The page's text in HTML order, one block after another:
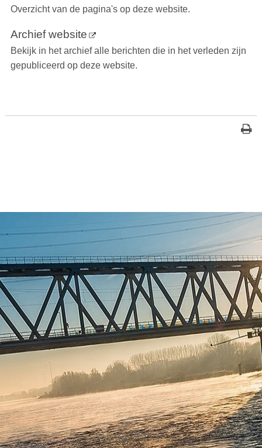
Overzicht van de pagina's op deze website.
Archief website
Bekijk in het archief alle berichten die in het verleden zijn
gepubliceerd op deze website.